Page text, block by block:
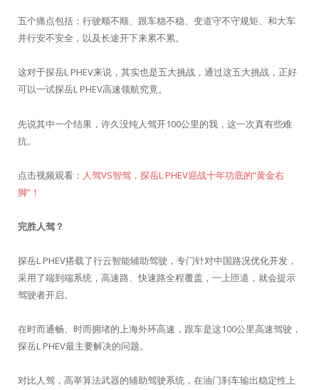
五个痛点包括：行驶顺不顺、跟车稳不稳、变道守不守规矩、和大车
并行安不安全，以及长途开下来累不累。
这对于探岳L PHEV来说，其实也是五大挑战，通过这五大挑战，正好
可以一试探岳L PHEV高速领航究竟。
先说其中一个结果，许久没纯人驾开100公里的我，这一次真有些难
抗。
点击视频观看： 人驾VS智驾，探岳L PHEV迎战十年功底的“黄金右
脚”！
完胜人驾？
探岳L PHEV搭载了行云智能辅助驾驶，专门针对中国路况优化开发，
采用了端到端系统，高速路、快速路全程覆盖，一上匝道，就会提示
驾驶者开启。
在时而通畅、时而拥堵的上海外环高速，跟车是这100公里高速驾驶，
探岳L PHEV最主要解决的问题。
对比人驾，高举算法武器的辅助驾驶系统，在油门刹车输出稳定性上